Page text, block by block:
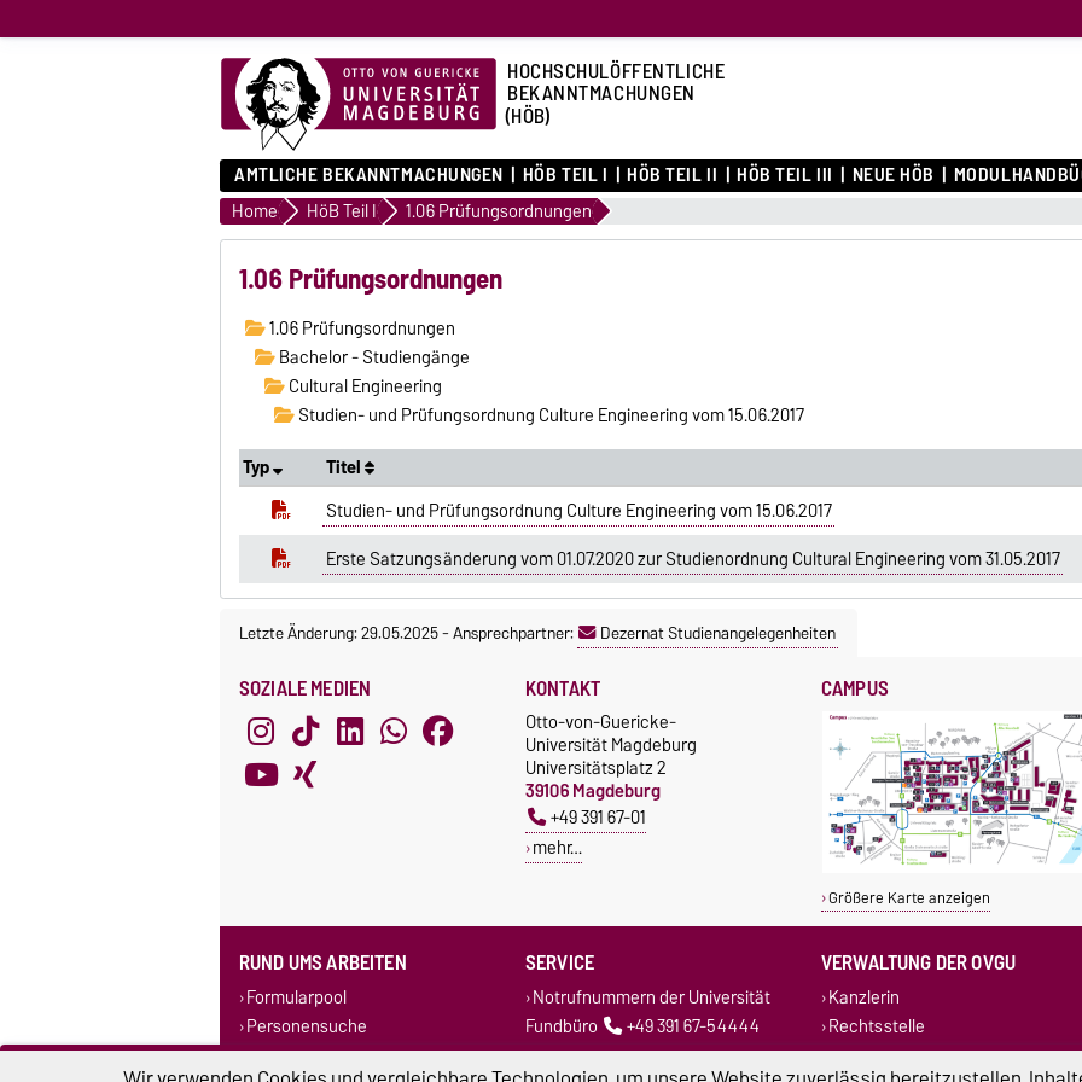
HOCHSCHULÖFFENTLICHE
BEKANNTMACHUNGEN
(HÖB)
AMTLICHE BEKANNTMACHUNGEN HÖB TEIL I HÖB TEIL II HÖB TEIL III NEUE HÖB
Home HöB Teil I 1.06 Prüfungsordnungen
1.06 Prüfungsordnungen
1.06 Prüfungsordnungen
Bachelor - Studiengänge
Cultural Engineering
Studien- und Prüfungsordnung Culture Engineering vom 15.06.2017
Typ
Titel
Studien- und Prüfungsordnung Culture Engineering vom 15.06.2017
Erste Satzungsänderung vom 01.07.2020 zur Studienordnung Cultural Engineering vom 31.05.2017
Letzte Änderung: 29.05.2025-Ansprechpartner: Dezernat Studienangelegenheiten
SOZIALE MEDIEN KONTAKT
Otto-von-Guericke-
Universität Magdeburg
Universitätsplatz 2
39106 Magdeburg
+49 391 67-01
mehr…
CAMPUS
Größere Karte anzeigen
RUND UMS ARBEITEN
Formularpool
Personensuche
Corporate Design
SERVICE
Notrufnummern der Universität
Fundbüro
+49 391 67-54444
VERWALTUNG DER OVGU
Kanzlerin
Rechtsstelle
Dezernate